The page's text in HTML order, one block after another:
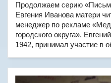
Продолжаем серию
Евгения Иванова матери
менеджер по рекламе
городского округа».
1942, принимал участие в